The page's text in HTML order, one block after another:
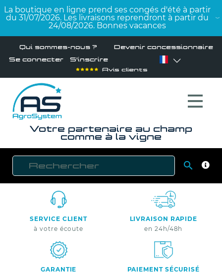
La boutique en ligne prend ses congés d'été à partir
du 31/07/2026. Les livraisons reprendront à partir du
24/08/2026. Bonnes vacances
Qui sommes-nous ? Devenir concessionnaire
Se connecter
S'inscrire
Avis clients
Votre partenaire au champ
comme à la vigne

SERVICE CLIENT
à votre écoute
LIVRAISON RAPIDE
en 24h/48h
GARANTIE
PAIEMENT SÉCURISÉ